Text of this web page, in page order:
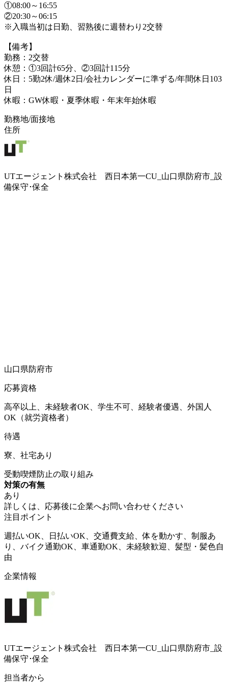
①08:00～16:55
②20:30～06:15
※入職当初は日勤、習熟後に週替わり2交替
【備考】
勤務：2交替
休憩：①3回計65分、②3回計115分
休日：5勤2休/週休2日/会社カレンダーに準ずる/年間休日103
日
休暇：GW休暇・夏季休暇・年末年始休暇
勤務地/面接地
住所
UTエージェント株式会社 西日本第一CU_山口県防府市_設
備保守･保全
山口県防府市
応募資格
高卒以上、未経験者OK、学生不可、経験者優遇、外国人
OK（就労資格者）
待遇
寮、社宅あり
受動喫煙防止の取り組み
対策の有無
あり
詳しくは、応募後に企業へお問い合わせください
注目ポイント
週払いOK、日払いOK、交通費支給、体を動かす、制服あ
り、バイク通勤OK、車通勤OK、未経験歓迎、髪型・髪色自
由
企業情報
UTエージェント株式会社 西日本第一CU_山口県防府市_設
備保守･保全
担当者から